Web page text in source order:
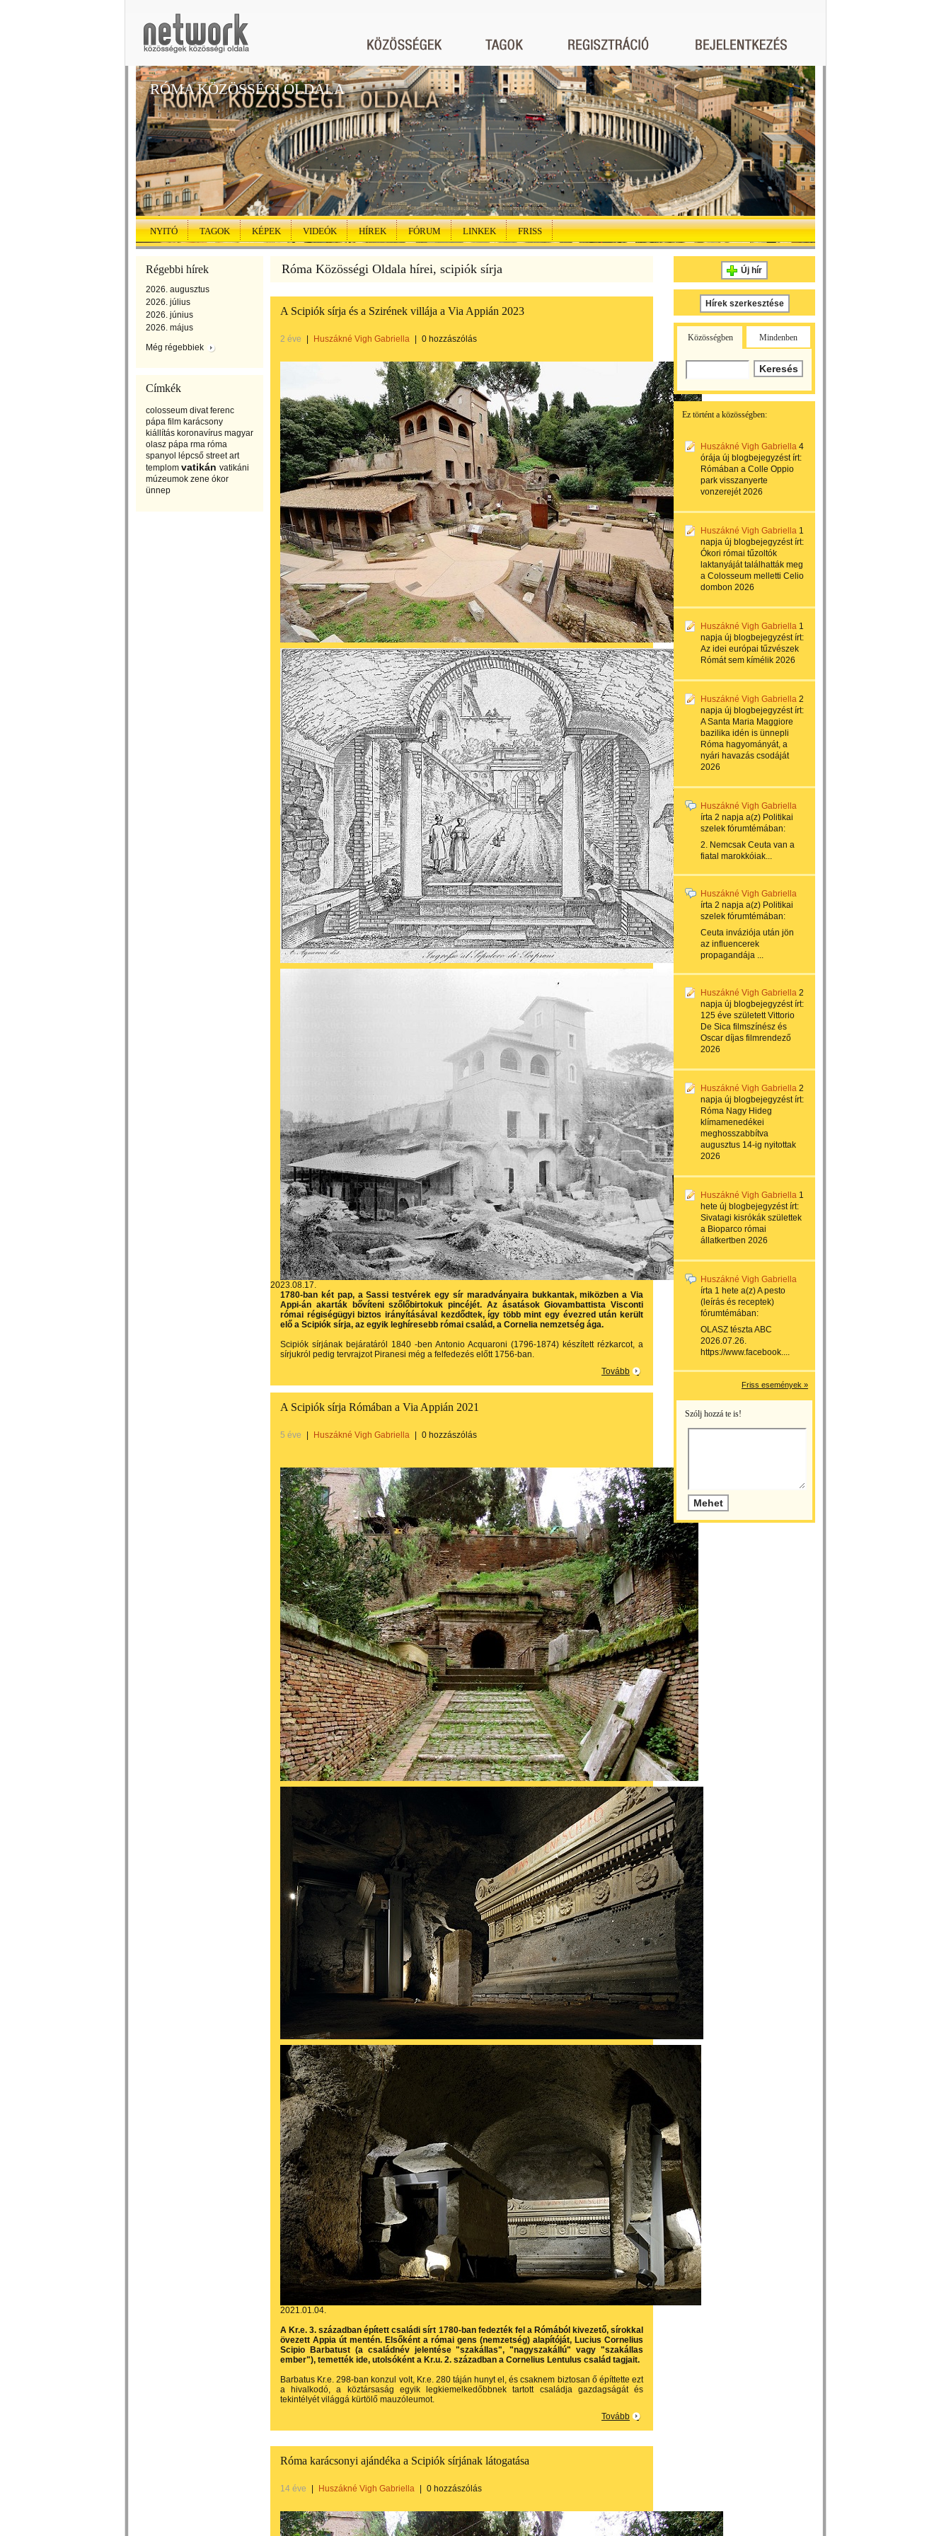
RÓMA KÖZÖSSÉGI OLDALA
NYITÓ TAGOK KÉPEK VIDEÓK HÍREK FÓRUM LINKEK FRISS
Régebbi hírek
2026. augusztus
2026. július
2026. június
2026. május
Még régebbiek
Címkék
colosseum divat ferenc
pápa film karácsony
kiállítás koronavírus magyar
olasz pápa rma róma
spanyol lépcső street art
templom vatikán vatikáni
múzeumok zene ókor
ünnep
Róma Közösségi Oldala hírei, scipiók sírja
A Scipiók sírja és a Szirének villája a Via Appián 2023
2 éve Huszákné Vigh Gabriella 0 hozzászólás
2023.08.17.
1780-ban két pap, a Sassi testvérek egy sír maradványaira bukkantak, miközben a Via
Appi-án akarták bővíteni szőlőbirtokuk pincéjét. Az ásatások Giovambattista Visconti
római régiségügyi biztos irányításával kezdődtek, így több mint egy évezred után került
elő a Scipiók sírja, az egyik leghíresebb római család, a Cornelia nemzetség ága.
Scipiók sírjának bejáratáról 1840 -ben Antonio Acquaroni (1796-1874) készített rézkarcot, a
sírjukról pedig tervrajzot Piranesi még a felfedezés előtt 1756-ban.
Tovább
A Scipiók sírja Rómában a Via Appián 2021
5 éve Huszákné Vigh Gabriella 0 hozzászólás
2021.01.04.
A Kr.e. 3. században épített családi sírt 1780-ban fedezték fel a Rómából kivezető, sírokkal
övezett Appia út mentén. Elsőként a római gens (nemzetség) alapítóját, Lucius Cornelius
Scipio Barbatust (a családnév jelentése "szakállas", "nagyszakállú" vagy "szakállas
ember"), temették ide, utolsóként a Kr.u. 2. században a Cornelius Lentulus család tagjait.
Barbatus Kr.e. 298-ban konzul volt, Kr.e. 280 táján hunyt el, és csaknem biztosan ő építtette ezt
a hivalkodó, a köztársaság egyik legkiemelkedőbbnek tartott családja gazdagságát és
tekintélyét világgá kürtölő mauzóleumot.
Tovább
Róma karácsonyi ajándéka a Scipiók sírjának látogatása
14 éve Huszákné Vigh Gabriella 0 hozzászólás
Új hír
Hírek szerkesztése
Közösségben Mindenben
Ez történt a közösségben:
Huszákné Vigh Gabriella 4
órája új blogbejegyzést írt:
Rómában a Colle Oppio
park visszanyerte
vonzerejét 2026
Huszákné Vigh Gabriella 1
napja új blogbejegyzést írt:
Ókori római tűzoltók
laktanyáját találhatták meg
a Colosseum melletti Celio
dombon 2026
Huszákné Vigh Gabriella 1
napja új blogbejegyzést írt:
Az idei európai tűzvészek
Rómát sem kímélik 2026
Huszákné Vigh Gabriella 2
napja új blogbejegyzést írt:
A Santa Maria Maggiore
bazilika idén is ünnepli
Róma hagyományát, a
nyári havazás csodáját
2026
Huszákné Vigh Gabriella
írta 2 napja a(z) Politikai
szelek fórumtémában:
2. Nemcsak Ceuta van a
fiatal marokkóiak...
Huszákné Vigh Gabriella
írta 2 napja a(z) Politikai
szelek fórumtémában:
Ceuta inváziója után jön
az influencerek
propagandája ...
Huszákné Vigh Gabriella 2
napja új blogbejegyzést írt:
125 éve született Vittorio
De Sica filmszínész és
Oscar díjas filmrendező
2026
Huszákné Vigh Gabriella 2
napja új blogbejegyzést írt:
Róma Nagy Hideg
klímamenedékei
meghosszabbítva
augusztus 14-ig nyitottak
2026
Huszákné Vigh Gabriella 1
hete új blogbejegyzést írt:
Sivatagi kisrókák születtek
a Bioparco római
állatkertben 2026
Huszákné Vigh Gabriella
írta 1 hete a(z)A pesto
(leírás és receptek)
fórumtémában:
OLASZ tészta ABC
2026.07.26.
https://www.facebook....
Friss események »
Szólj hozzá te is!